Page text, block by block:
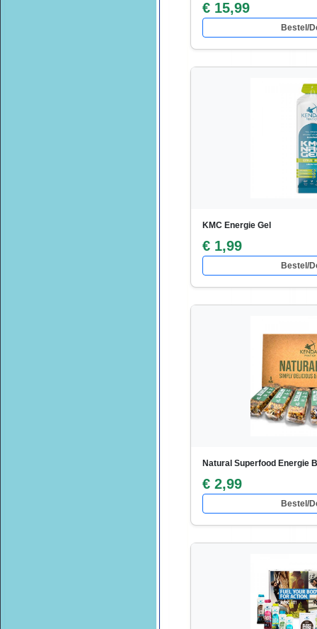
€ 15,99
Bestel/
KMC Energie Gel
€ 1,99
Bestel/
Natural Superfood Energie
€ 2,99
Bestel/